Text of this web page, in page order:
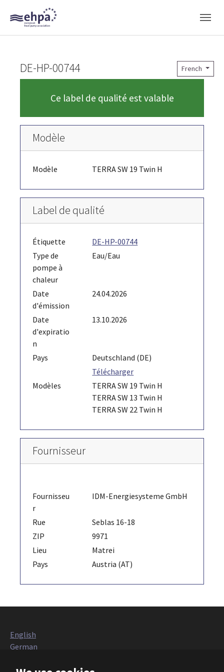
Skip to main navigation
Skip to main content
Skip to page footer
French
DE-HP-00744
Ce label de qualité est valable
Modèle
Modèle TERRA SW 19 Twin H
Label de qualité
Étiquette
DE-HP-00744
Type de
pompe à
chaleur
Eau/Eau
Date
d'émission
24.04.2026
Date
d'expiratio
n
13.10.2026
Pays
Deutschland (DE)
Télécharger
Modèles
TERRA SW 19 Twin H
TERRA SW 13 Twin H
TERRA SW 22 Twin H
Fournisseur
Fournisseu
r
IDM-Energiesysteme GmbH
Rue
Seblas 16-18
ZIP
9971
Lieu
Matrei
Pays
Austria (AT)
English
German